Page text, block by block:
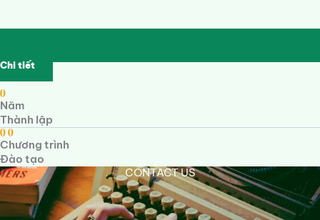
Chi tiết
0
Năm
Thành lập
00
Chương trình
Đào tạo
CONTACT US